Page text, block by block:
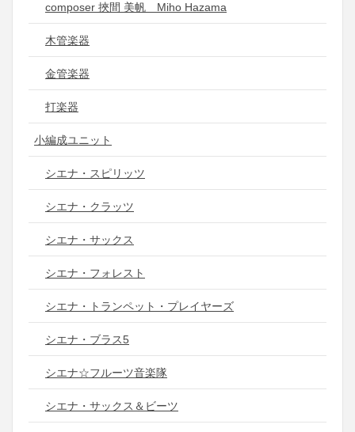
composer 挾間 美帆 Miho Hazama
木管楽器
金管楽器
打楽器
小編成ユニット
シエナ・スピリッツ
シエナ・クラッツ
シエナ・サックス
シエナ・フォレスト
シエナ・トランペット・プレイヤーズ
シエナ・ブラス5
シエナ☆フルーツ音楽隊
シエナ・サックス＆ビーツ